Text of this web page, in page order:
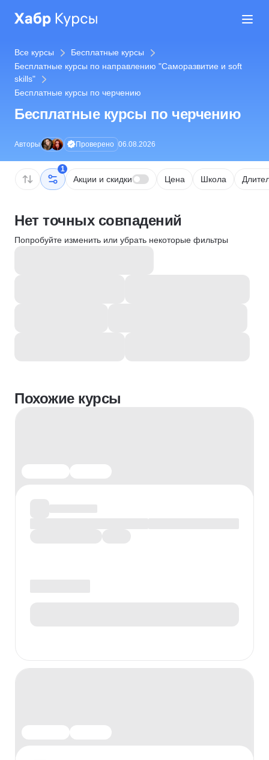
Все курсы
Бесплатные курсы
Бесплатные курсы по направлению "Саморазвитие и soft
skills"
Бесплатные курсы по черчению
Бесплатные курсы по черчению
Авторы Проверено 06.08.2026
1
Акции и скидки Цена Школа
Нет точных совпадений
Попробуйте изменить или убрать некоторые фильтры
Похожие курсы